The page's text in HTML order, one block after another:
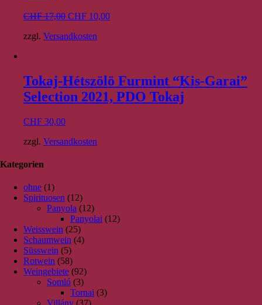
CHF17,00 CHF 10,00
zzgl. Versandkosten
Tokaj-Hétszölö Furmint “Kis-Garai”
Selection 2021, PDO Tokaj
CHF 30,00
zzgl. Versandkosten
Kategorien
ohne (1)
Spirituosen (12)
Panyola (12)
Panyolai (12)
Weisswein (25)
Schaumwein (4)
Süsswein (5)
Rotwein (58)
Weingebiete (92)
Somló (3)
Tornai (3)